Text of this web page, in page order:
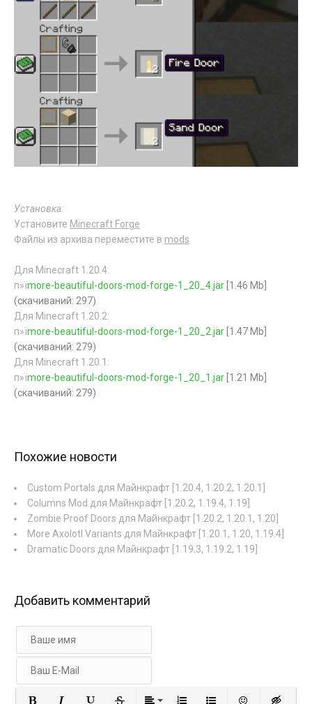
Установка:
Установите Minecraft Forge
Файлы из архива переместите в mods
Для Minecraft 1.20.4:
п»їmore-beautiful-doors-mod-forge-1_20_4.jar [1.46 Mb]
(cкачиваний: 297)
Для Minecraft 1.20.2:
п»їmore-beautiful-doors-mod-forge-1_20_2.jar [1.47 Mb]
(cкачиваний: 279)
Для Minecraft 1.20.1:
п»їmore-beautiful-doors-mod-forge-1_20_1.jar [1.21 Mb]
(cкачиваний: 279)
Похожие новости
Custom Portals для Майнкрафт [1.20.4, 1.20.2, 1.20.1]
Columns Mod для Майнкрафт [1.20.2, 1.19.4, 1.19]
Zombie Proof Doors для Майнкрафт [1.20.2, 1.20.1, 1.20]
More Axolotl Variants для Майнкрафт [1.20.1, 1.20, 1.19.4]
Dramatic Doors для Майнкрафт [1.19.3, 1.19.2, 1.19]
Добавить комментарий